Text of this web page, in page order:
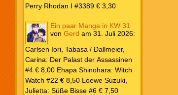
Perry Rhodan I #3389 € 3,30
Ein paar Manga in KW 31
von Gerd am 31. Juli 2026:
Carlsen Iori, Tabasa / Dallmeier,
Carina: Der Palast der Assassinen
#4 € 8,00 Ehapa Shinohara: Witch
Watch #22 € 8,50 Loewe Suzuki,
Julietta: Süße Bisse #6 € 7,50